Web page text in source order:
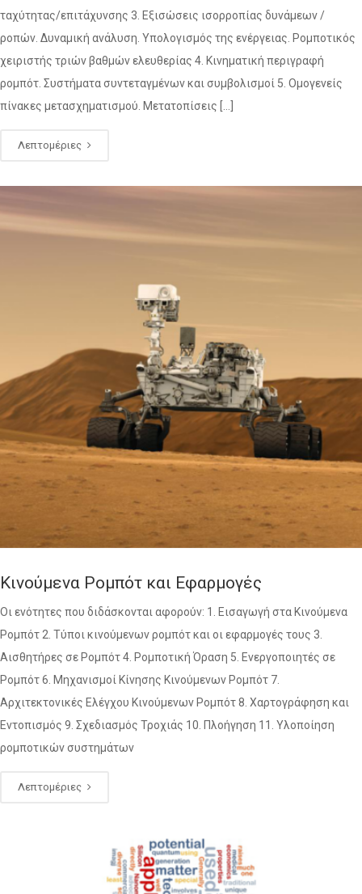
ταχύτητας/επιτάχυνσης 3. Εξισώσεις ισορροπίας δυνάμεων /
ροπών. Δυναμική ανάλυση. Υπολογισμός της ενέργειας. Ρομποτικός
χειριστής τριών βαθμών ελευθερίας 4. Κινηματική περιγραφή
ρομπότ. Συστήματα συντεταγμένων και συμβολισμοί 5. Ομογενείς
πίνακες μετασχηματισμού. Μετατοπίσεις […]
Λεπτομέριες
Κινούμενα Ρομπότ και Εφαρμογές
Οι ενότητες που διδάσκονται αφορούν: 1. Εισαγωγή στα Κινούμενα
Ρομπότ 2. Τύποι κινούμενων ρομπότ και οι εφαρμογές τους 3.
Αισθητήρες σε Ρομπότ 4. Ρομποτική Όραση 5. Ενεργοποιητές σε
Ρομπότ 6. Μηχανισμοί Κίνησης Κινούμενων Ρομπότ 7.
Αρχιτεκτονικές Ελέγχου Κινούμενων Ρομπότ 8. Χαρτογράφηση και
Εντοπισμός 9. Σχεδιασμός Τροχιάς 10. Πλοήγηση 11. Υλοποίηση
ρομποτικών συστημάτων
Λεπτομέριες